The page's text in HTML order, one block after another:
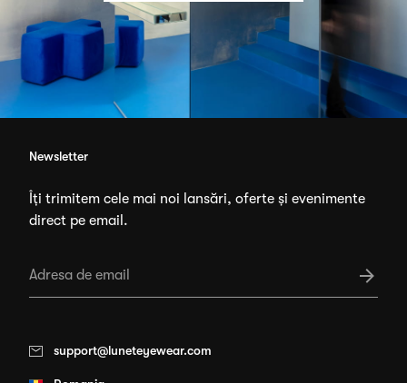
Newsletter
Îți trimitem cele mai noi lansări, oferte și evenimente
direct pe email.
support@luneteyewear.com